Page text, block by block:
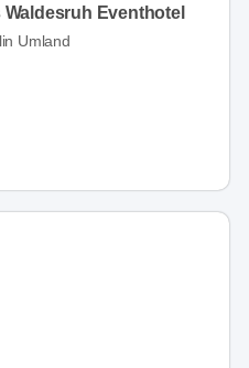
Waldesruh Eventhotel
Umland